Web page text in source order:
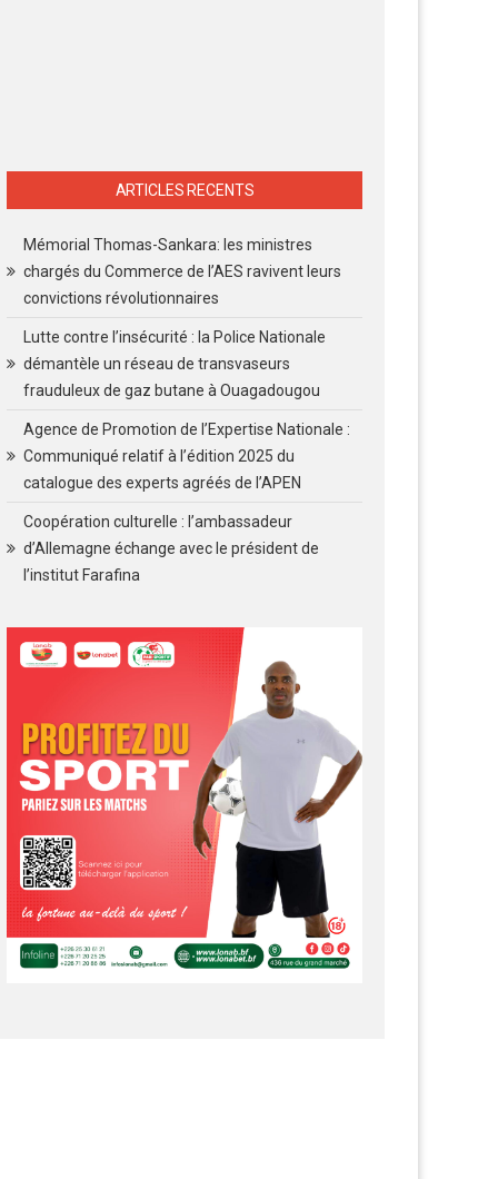
ARTICLES RECENTS
Mémorial Thomas-Sankara: les ministres
chargés du Commerce de l’AES ravivent leurs
convictions révolutionnaires
Lutte contre l’insécurité : la Police Nationale
démantèle un réseau de transvaseurs
frauduleux de gaz butane à Ouagadougou
Agence de Promotion de l’Expertise Nationale :
Communiqué relatif à l’édition 2025 du
catalogue des experts agréés de l’APEN
Coopération culturelle : l’ambassadeur
d’Allemagne échange avec le président de
l’institut Farafina